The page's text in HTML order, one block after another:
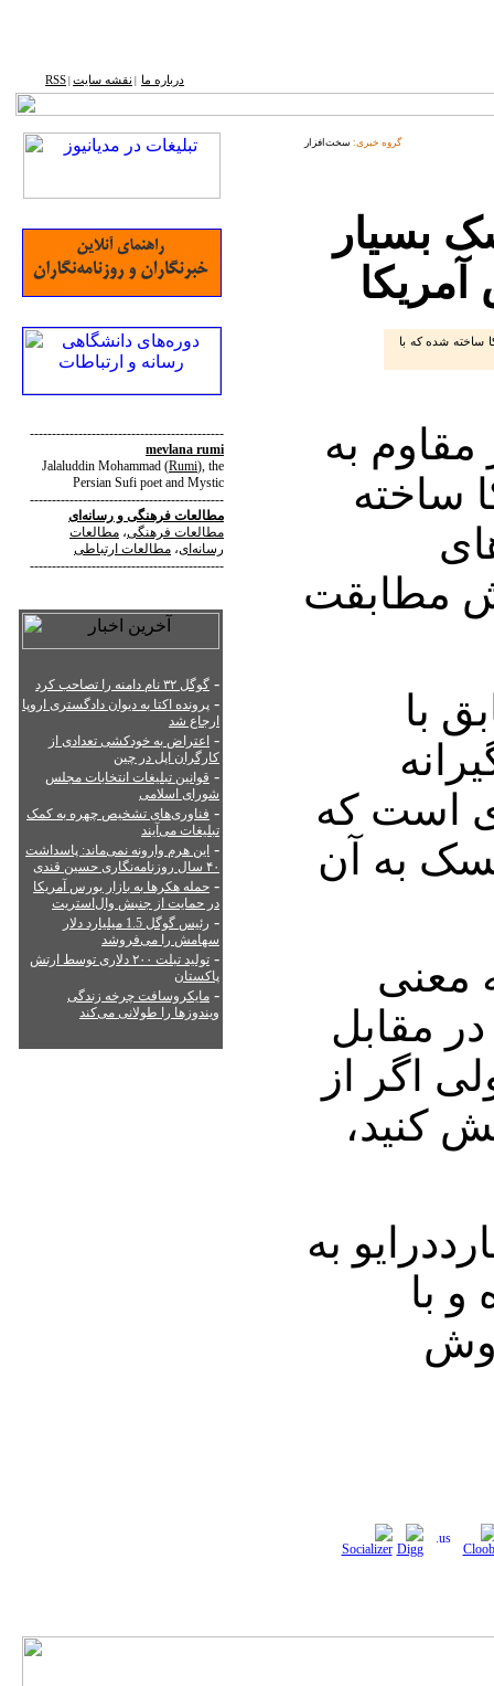
درباره ما نقشه ‌سایت RSS
--------------------------------------------
mevlana rumi
Jalaluddin Mohammad (Rumi), the
Persian Sufi poet and Mystic
--------------------------------------------
مطالعات فرهنگی و رسانه‌ای
مطالعات فرهنگی، مطالعات
رسانه‌ای، مطالعات ارتباطی
--------------------------------------------
- گوگل ۳۲ نام دامنه را تصاحب کرد
- پرونده اکتا به دیوان دادگستری اروپا
ارجاع شد
- اعتراض به خودکشی تعدادی از
کارگران اپل در چین
- قوانین تبلیغات انتخابات مجلس
شورای اسلامی
- فناوری‌های تشخیص چهره به کمک
تبلیغات می‌آیند
- این هرم وارونه نمی‌ماند: پاسداشت
۴۰ سال روزنامه‌نگاری حسین قندی
- حمله هکرها به بازار بورس آمریکا
در حمایت از جنبش وال‌استریت
-
رئیس گوگل 1.5 میلیارد دلار
سهامش را می‌فروشد
-
تولید تبلت ۲۰۰ دلاری توسط ارتش
پاکستان
- مایکروسافت چرخه زندگی
ویندوزها را طولانی می‌کند
گروه خبری: سخت‌افزار
بسیار
ساخته شده که با
به
ساخته
مطابقت
با
است که
به آن
معنی
مقابل
اگر از
کنید،
هارددرایو به
و با
فروش